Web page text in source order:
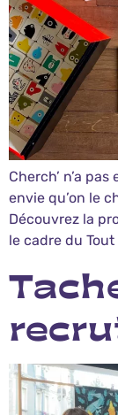
Cherch’ n’a pas
envie qu’on le
Découvrez la
le cadre du